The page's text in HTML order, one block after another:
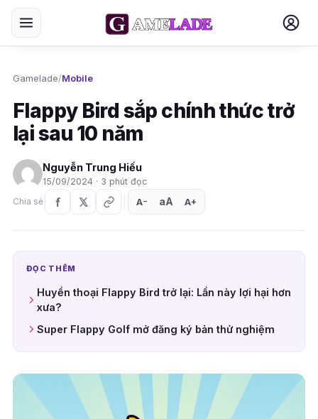
Gamelade/Mobile
Flappy Bird sắp chính thức trở
lại sau 10 năm
Nguyễn Trung Hiếu
15/09/2024 · 3 phút đọc
Chia sẻ
A− aA A+
ĐỌC THÊM
Huyền thoại Flappy Bird trở lại: Lần này lợi hại hơn
xưa?
Super Flappy Golf mở đăng ký bản thử nghiệm